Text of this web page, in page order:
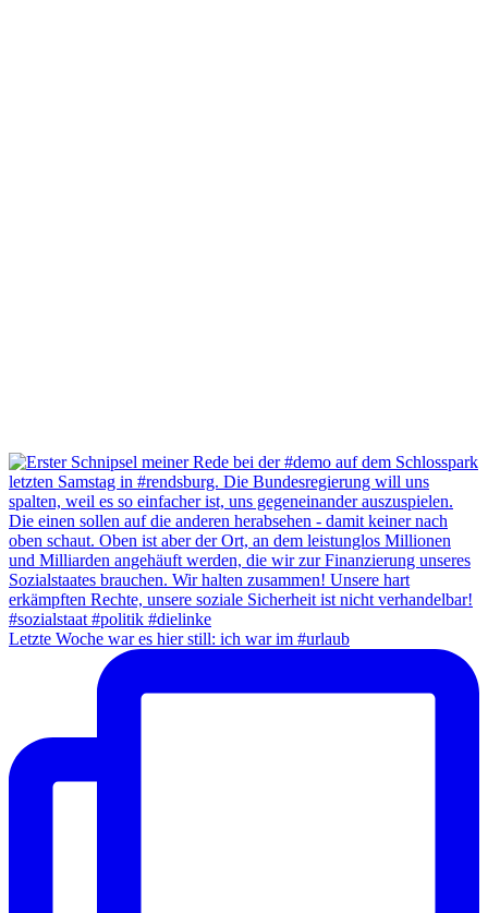
Letzte Woche war es hier still: ich war im #urlaub